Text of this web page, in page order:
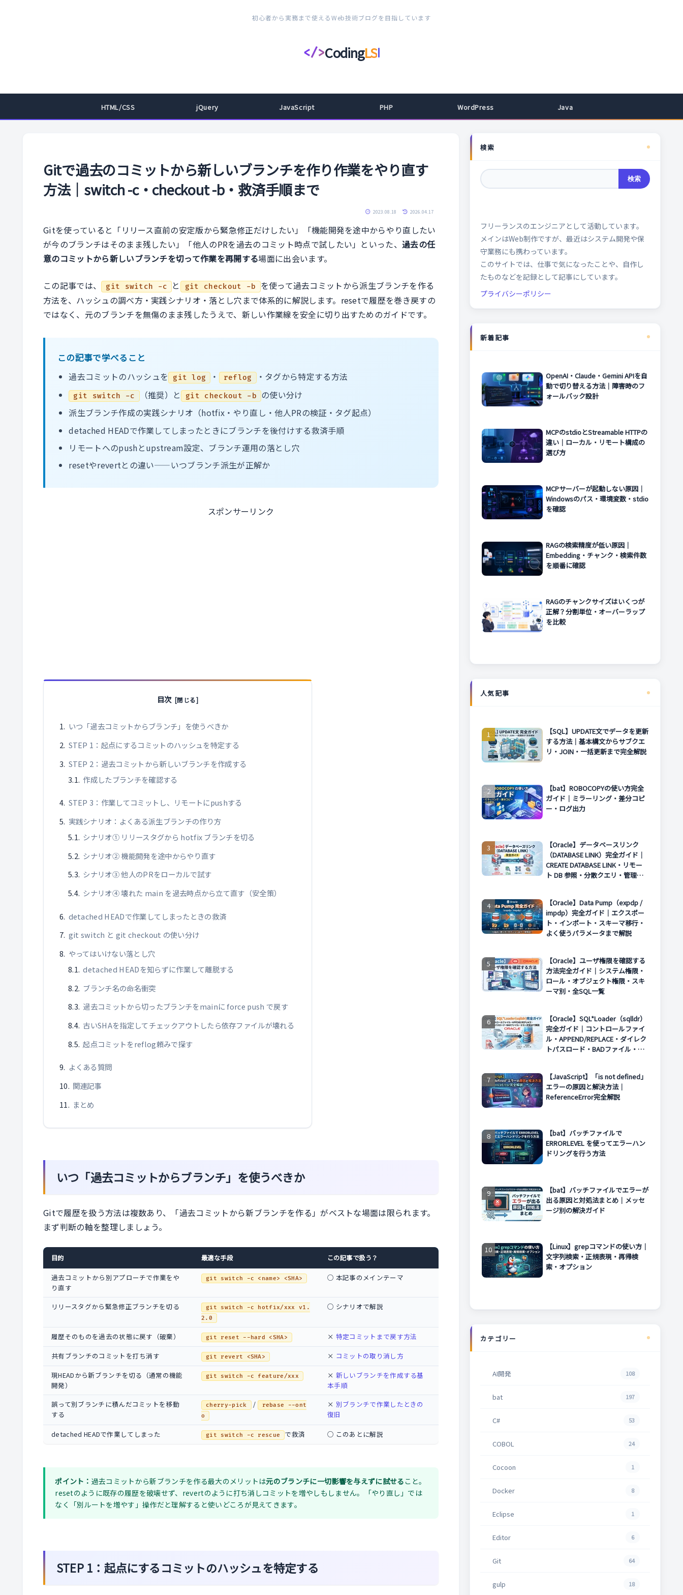
初心者から実務まで使えるWeb技術ブログを目指しています
</>CodingLS
コ
ィ
フ
ス
ル
HTML/CSS jQuery JavaScript PHP WordPress Java
Gitで過去のコミットから新しいブランチを作り作業をやり直す
方法｜switch -c・checkout -b・救済手順まで
2023.08.18 2026.04.17
Gitを使っていると「リリース直前の安定版から緊急修正だけしたい」「機能開発を途中からやり直したい
が今のブランチはそのまま残したい」「他人のPRを過去のコミット時点で試したい」といった、過去の任
意のコミットから新しいブランチを切って作業を再開する場面に出会います。
この記事では、 git switch -c と git checkout -b
を使って過去コミットから派生ブランチを作る
方法を、ハッシュの調べ方・実践シナリオ・落とし穴まで体系的に解説します。resetで履歴を巻き戻すの
ではなく、元のブランチを無傷のまま残したうえで、新しい作業線を安全に切り出すためのガイドです。
この記事で学べること
過去コミットのハッシュを git log ・ reflog ・タグから特定する方法
git switch -c （推奨）と git checkout -b の使い分け
派生ブランチ作成の実践シナリオ（hotfix・やり直し・他人PRの検証・タグ起点）
detached HEADで作業してしまったときにブランチを後付けする救済手順
リモートへのpushとupstream設定、ブランチ運用の落とし穴
resetやrevertとの違い——いつブランチ派生が正解か
スポンサーリンク
目次
いつ「過去コミットからブランチ」を使うべきか
STEP 1：起点にするコミットのハッシュを特定する
STEP 2：過去コミットから新しいブランチを作成する
作成したブランチを確認する
STEP 3：作業してコミットし、リモートにpushする
実践シナリオ：よくある派生ブランチの作り方
シナリオ① リリースタグから hotfix ブランチを切る
シナリオ② 機能開発を途中からやり直す
シナリオ③ 他人のPRをローカルで試す
シナリオ④ 壊れた main を過去時点から立て直す（安全策）
detached HEADで作業してしまったときの救済
git switch と git checkout の使い分け
やってはいけない落とし穴
detached HEADを知らずに作業して離脱する
ブランチ名の命名衝突
過去コミットから切ったブランチをmainに force push で戻す
古いSHAを指定してチェックアウトしたら依存ファイルが壊れる
起点コミットをreflog頼みで探す
よくある質問
関連記事
まとめ
いつ「過去コミットからブランチ」を使うべきか
Gitで履歴を扱う方法は複数あり、「過去コミットから新ブランチを作る」がベストな場面は限られます。
まず判断の軸を整理しましょう。
目的 最適な手段 この記事で扱う？
過去コミットから別アプローチで作業をや
り直す
git switch -c <name> <SHA> ○ 本記事のメインテーマ
リリースタグから緊急修正ブランチを切る
git switch -c hotfix/xxx v1.
2.0
○ シナリオで解説
履歴そのものを過去の状態に戻す（破棄） git reset --hard <SHA> × 特定コミットまで戻す方法
共有ブランチのコミットを打ち消す
git revert <SHA> × コミットの取り消し方
現HEADから新ブランチを切る（通常の機能
開発）
git switch -c feature/xxx × 新しいブランチを作成する基
本手順
誤って別ブランチに積んだコミットを移動
する
cherry-pick /
rebase --ont
o
× 別ブランチで作業したときの
復旧
detached HEADで作業してしまった git switch -c rescue で救済 ○ このあとに解説
ポイント： 過去コミットから新ブランチを作る最大のメリットは元のブランチに一切影響を与えずに試せる こと。
resetのように既存の履歴を破壊せず、revertのように打ち消しコミットを増やしもしません。「やり直し」では
なく「別ルートを増やす」操作だと理解すると使いどころが見えてきます。
STEP 1：起点にするコミットのハッシュを特定する
検索
検索
フリーランスのエンジニアとして活動しています。
メインはWeb制作ですが、最近はシステム開発や保
守業務にも携わっています。
このサイトでは、仕事で気になったことや、自作し
たものなどを記録として記事にしています。
プライバシーポリシー
新着記事
OpenAI・Claude・Gemini APIを自
動で切り替える方法｜障害時のフ
ォールバック設計
MCPのstdioとStreamable HTTPの
違い｜ローカル・リモート構成の
選び方
MCPサーバーが起動しない原因｜
Windowsのパス・環境変数・stdio
を確認
RAGの検索精度が低い原因｜
Embedding・チャンク・検索件数
を順番に確認
RAGのチャンクサイズはいくつが
正解？分割単位・オーバーラップ
を比較
人気記事
【SQL】UPDATE文でデータを更新
する方法｜基本構文からサブクエ
リ・JOIN・一括更新まで完全解説
【bat】ROBOCOPYの使い方完全
ガイド｜ミラーリング・差分コピ
ー・ログ出力
【Oracle】データベースリンク
（DATABASE LINK）完全ガイド｜
CREATE DATABASE LINK・リモー
ト DB 参照・分散クエリ・管理方
【Oracle】Data Pump（expdp /
impdp）完全ガイド｜エクスポー
ト・インポート・スキーマ移行・
よく使うパラメータまで解説
【Oracle】ユーザ権限を確認する
方法完全ガイド｜システム権限・
ロール・オブジェクト権限・スキ
ーマ別・全SQL一覧
【Oracle】SQL*Loader（sqlldr）
完全ガイド｜コントロールファイ
ル・APPEND/REPLACE・ダイレク
トパスロード・BADファイル・エ
【JavaScript】「is not defined」
エラーの原因と解決方法｜
ReferenceError完全解説
【bat】バッチファイルで
ERRORLEVEL を使ってエラーハン
ドリングを行う方法
【bat】バッチファイルでエラーが
出る原因と対処法まとめ｜メッセ
ージ別の解決ガイド
【Linux】grepコマンドの使い方｜
文字列検索・正規表現・再帰検
索・オプション
カテゴリー
AI開発 108
bat 197
C# 53
COBOL 24
Cocoon 1
Docker 8
Eclipse 1
Editor 6
Git 64
gulp 18